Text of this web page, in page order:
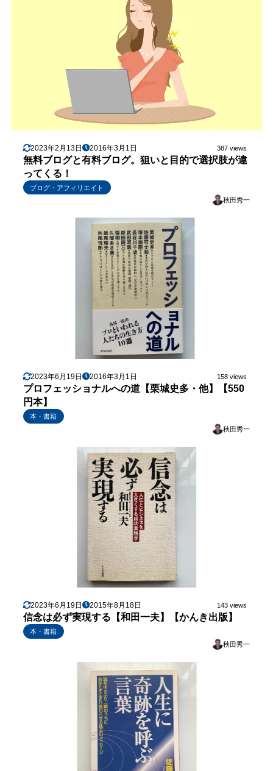
2023年2月13日 2016年3月1日 387 views
無料ブログと有料ブログ。狙いと目的で選択肢が違
ってくる！
ブログ・アフィリエイト
秋田秀一
2023年6月19日 2016年3月1日 158 views
プロフェッショナルへの道【栗城史多・他】【550
円本】
本・書籍
秋田秀一
2023年6月19日 2015年8月18日 143 views
信念は必ず実現する【和田一夫】【かんき出版】
本・書籍
秋田秀一